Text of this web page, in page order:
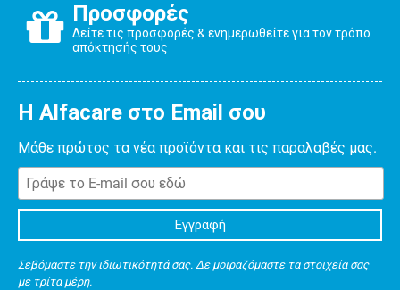
Προσφορές
Δείτε τις προσφορές & ενημερωθείτε για τον τρόπο
απόκτησής τους
Η Alfacare στο Email σου
Μάθε πρώτος τα νέα προϊόντα και τις παραλαβές μας.
Σεβόμαστε την ιδιωτικότητά σας. Δε μοιραζόμαστε τα στοιχεία σας
με τρίτα μέρη.